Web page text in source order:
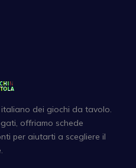
dei giochi da tavolo.
offriamo schede
per aiutarti a scegliere il